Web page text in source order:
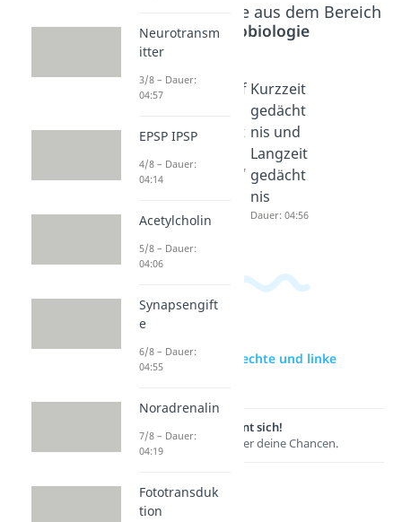
Beliebte Inhalte aus dem Bereich
Neurobiologie
Gedächt
Dauer: 05:09
Fotograf
Gedächt
Dauer: 04:27
Kurzzeit
gedächt
nis und
Langzeit
gedächt
nis
Dauer: 04:56
zur Videoseite: Rechte und linke
Lernen lohnt sich!
Entdecke hier deine Chancen.
Neurotransm
itter
3/8 – Dauer:
04:57
EPSP IPSP
4/8 – Dauer:
04:14
Acetylcholin
5/8 – Dauer:
04:06
Synapsengift
e
6/8 – Dauer:
04:55
Noradrenalin
7/8 – Dauer:
04:19
Fototransduk
tion